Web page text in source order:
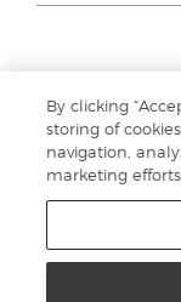
By clicking
storing of
navigation,
marketing